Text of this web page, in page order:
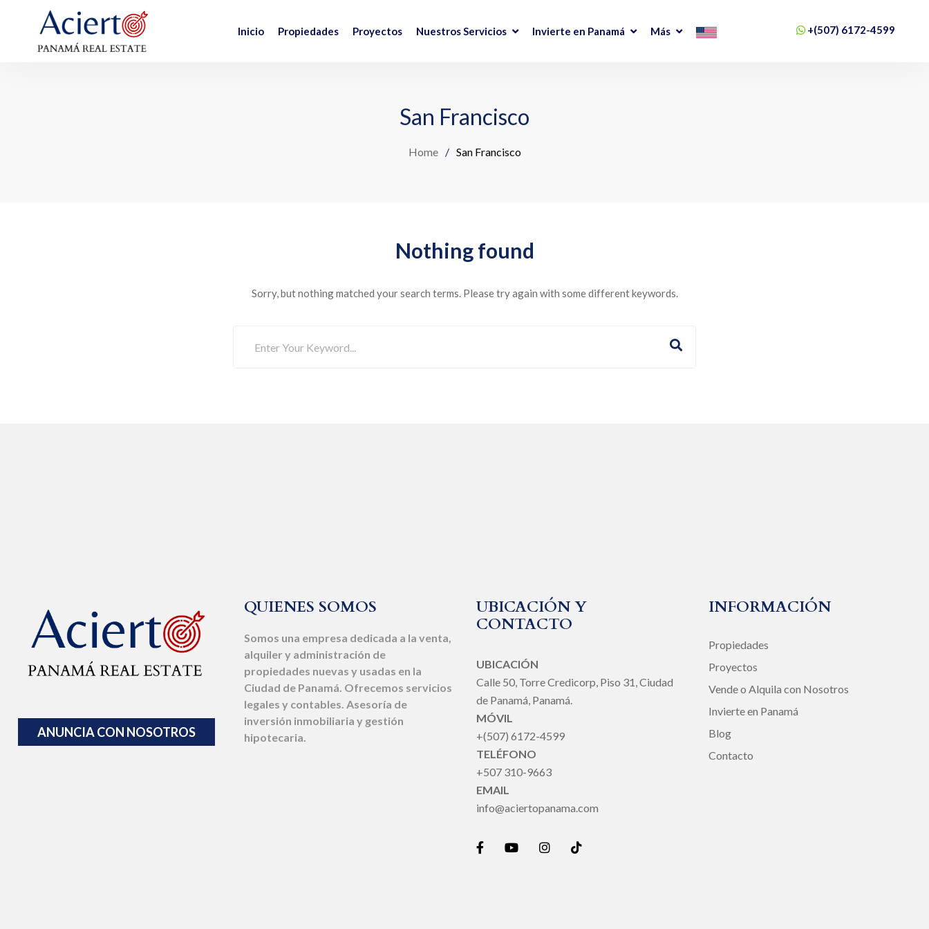
Inicio Propiedades Proyectos Nuestros Servicios Invierte en Panamá Más +(507) 6172-4599
San Francisco
Home / San Francisco
Nothing found
Sorry, but nothing matched your search terms. Please try again with some different keywords.
ANUNCIA CON NOSOTROS
QUIENES SOMOS
Somos una empresa dedicada a la venta,
alquiler y administración de
propiedades nuevas y usadas en la
Ciudad de Panamá. Ofrecemos servicios
legales y contables. Asesoría de
inversión inmobiliaria y gestión
hipotecaria.
UBICACIÓN Y
CONTACTO
UBICACIÓN
Calle 50, Torre Credicorp, Piso 31, Ciudad
de Panamá, Panamá.
MÓVIL
+(507) 6172-4599
TELÉFONO
+507 310-9663
EMAIL
info@aciertopanama.com
INFORMACIÓN
Propiedades
Proyectos
Vende o Alquila con Nosotros
Invierte en Panamá
Blog
Contacto